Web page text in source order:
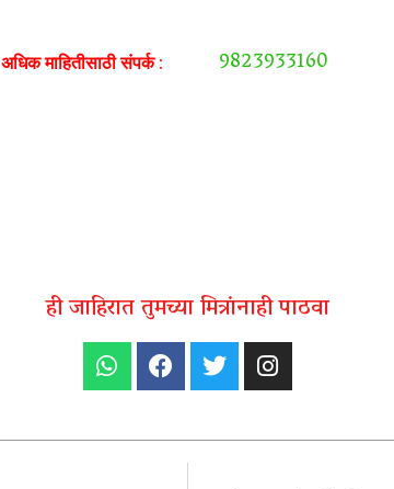
अधिक माहितीसाठी संपर्क : 9823933160
ही जाहिरात तुमच्या मित्रांनाही पाठवा